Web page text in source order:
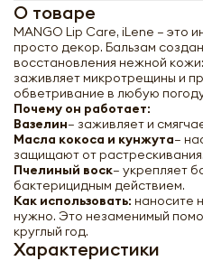
О товаре
MANGO Lip Care, iLene — это
просто декор. Бальзам
восстановления нежной
заживляет микротрещины и
обветривание в любую
Почему он работает:
Вазелин— заживляет и
Масла кокоса и кунжута—
защищают от растрескивания.
Пчелиный воск— укрепляет
бактерицидным действием.
Как использовать: наносите
нужно. Это незаменимый
круглый год.
Характеристики